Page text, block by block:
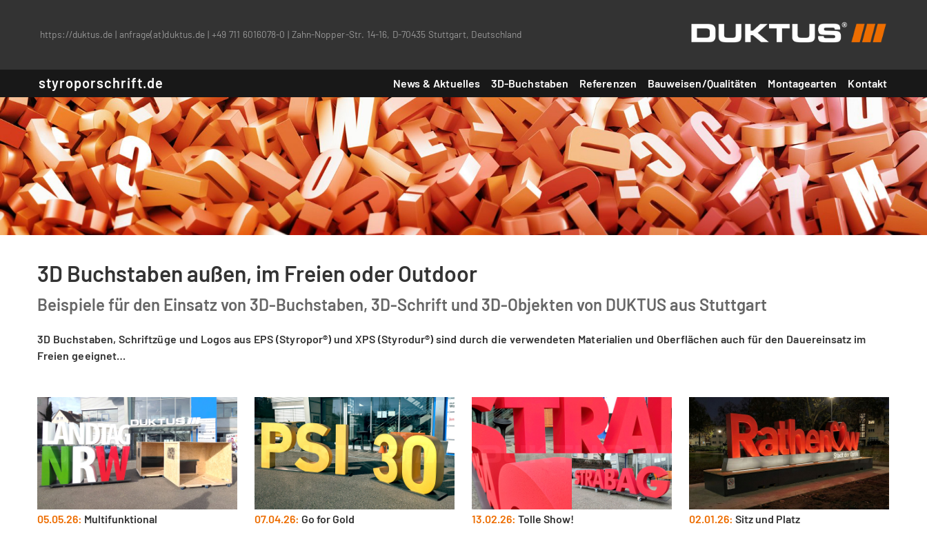
https://duktus.de | anfrage(at)duktus.de | +49 711 6016078-0 | Zahn-Nopper-Str. 14-16, D-70435 Stuttgart, Deutschland
styroporschrift.de News & Aktuelles 3D-Buchstaben Referenzen Bauweisen/Qualitäten Montagearten Kontakt
3D Buchstaben außen, im Freien oder Outdoor
Beispiele für den Einsatz von 3D-Buchstaben, 3D-Schrift und 3D-Objekten von DUKTUS aus Stuttgart
3D Buchstaben, Schriftzüge und Logos aus EPS (Styropor®) und XPS (Styrodur®) sind durch die verwendeten Materialien und Oberflächen auch für den Dauereinsatz im
Freien geeignet…
05.05.26: Multifunktional 07.04.26: Go for Gold 13.02.26: Tolle Show! 02.01.26: Sitz und Platz